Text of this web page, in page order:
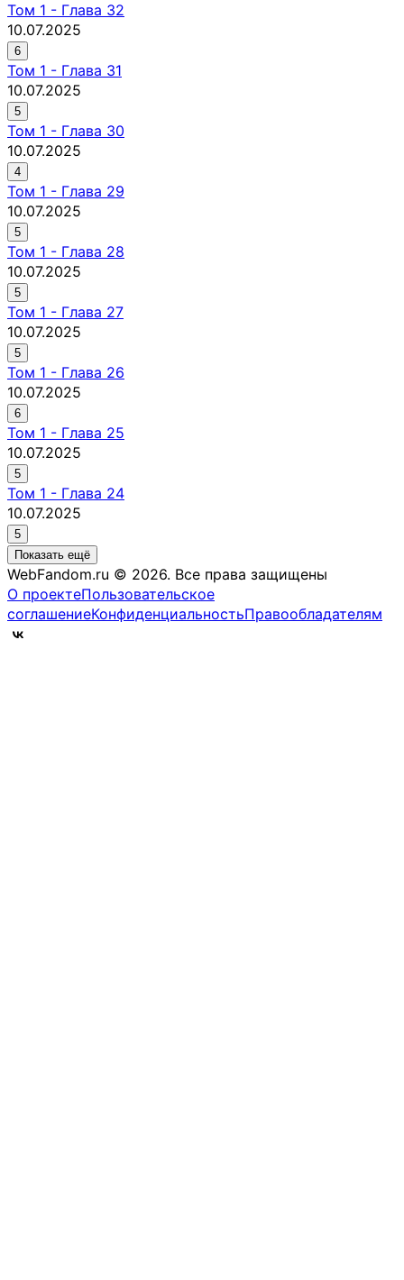
Том 1 - Глава 32
10.07.2025
6
Том 1 - Глава 31
10.07.2025
5
Том 1 - Глава 30
10.07.2025
4
Том 1 - Глава 29
10.07.2025
5
Том 1 - Глава 28
10.07.2025
5
Том 1 - Глава 27
10.07.2025
5
Том 1 - Глава 26
10.07.2025
6
Том 1 - Глава 25
10.07.2025
5
Том 1 - Глава 24
10.07.2025
5
Показать ещё
WebFandom.ru © 2026. Все права защищены
О проектеПользовательское
соглашениеКонфиденциальностьПравообладателям